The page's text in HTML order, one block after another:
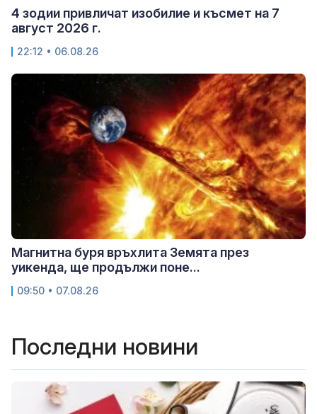
4 зодии привличат изобилие и късмет на 7
август 2026 г.
22:12 • 06.08.26
Магнитна буря връхлита Земята през
уикенда, ще продължи поне...
09:50 • 07.08.26
Последни новини